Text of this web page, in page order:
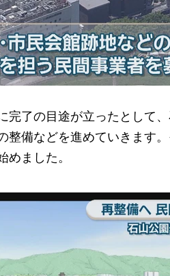
了の目途が立ったとして
整備などを進めていきます
めました。